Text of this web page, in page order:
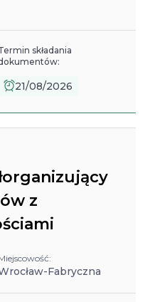
składania
21/08/2026
z
Fabryczna